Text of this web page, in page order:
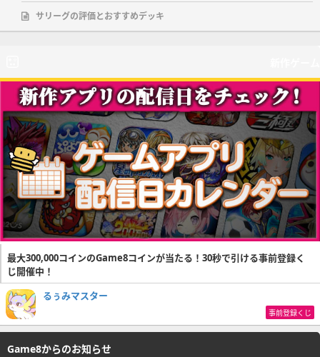
サリーグの評価とおすすめデッキ
最大300,000コインのGame8コインが当たる！30秒で引ける事前登録く
じ開催中！
るぅみマスター
事前登録くじ
Game8からのお知らせ